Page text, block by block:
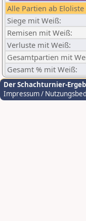
Alle Partien ab Eloliste
Siege mit Weiß:
Remisen mit Weiß:
Verluste mit Weiß:
Gesamtpartien mit
Gesamt % mit Weiß:
Der Schachturnier-
Impressum /